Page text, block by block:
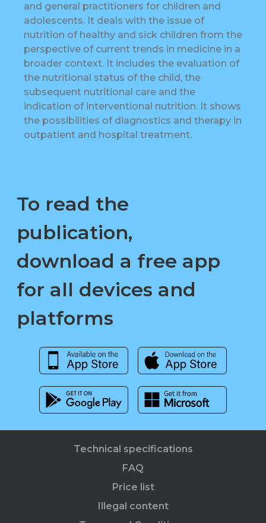
and general practitioners for children and
adolescents. It deals with the issue of
nutrition of healthy and sick children from the
perspective of current trends in medicine in a
broader context. It includes the evaluation of
the nutritional status of the child, the
subsequent nutritional care and the
indication of interventional nutrition. It shows
the possibilities of diagnostics and therapy in
outpatient and hospital treatment.
To read the
publication,
download a free app
for all devices and
platforms
Technical specifications
FAQ
Price list
Illegal content